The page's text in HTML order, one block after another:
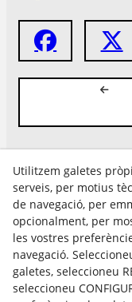
Avís Legal
Política Cookies
Política de
Utilitzem galetes
serveis, per motius
de navegació, per
opcionalment, per
les vostres
navegació.
galetes, seleccioneu
seleccioneu